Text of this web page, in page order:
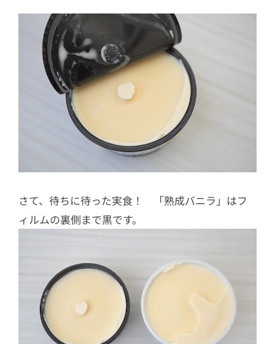
さて、待ちに待った実食！ 「熟成バニラ」はフ
ィルムの裏側まで黒です。